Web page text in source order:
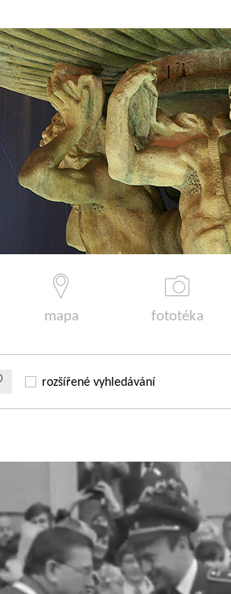
mapa fototéka
rozšířené vyhledávání